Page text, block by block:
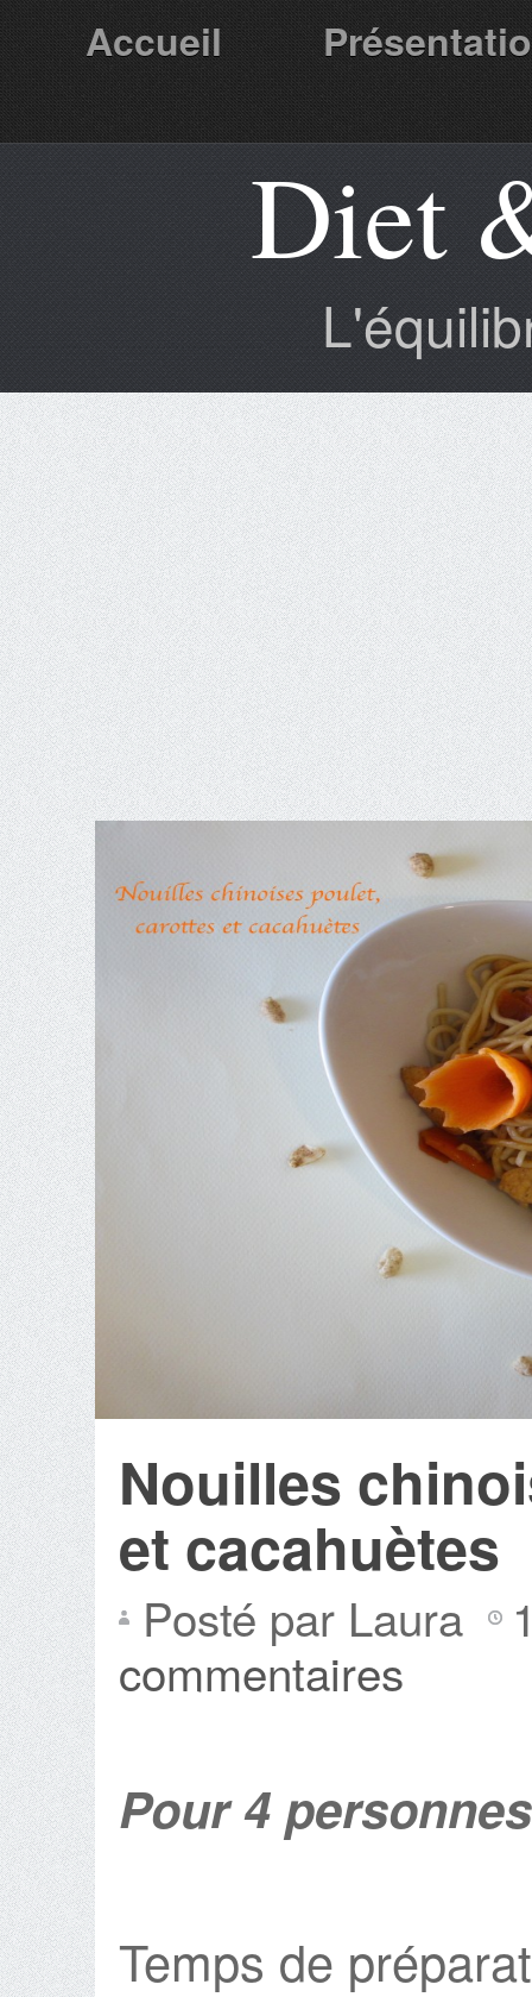
Accueil
Partenaires Diet
Nouilles
et cacahuètes
Posté par Laura
commentaires
Pour 4 personnes
Temps de